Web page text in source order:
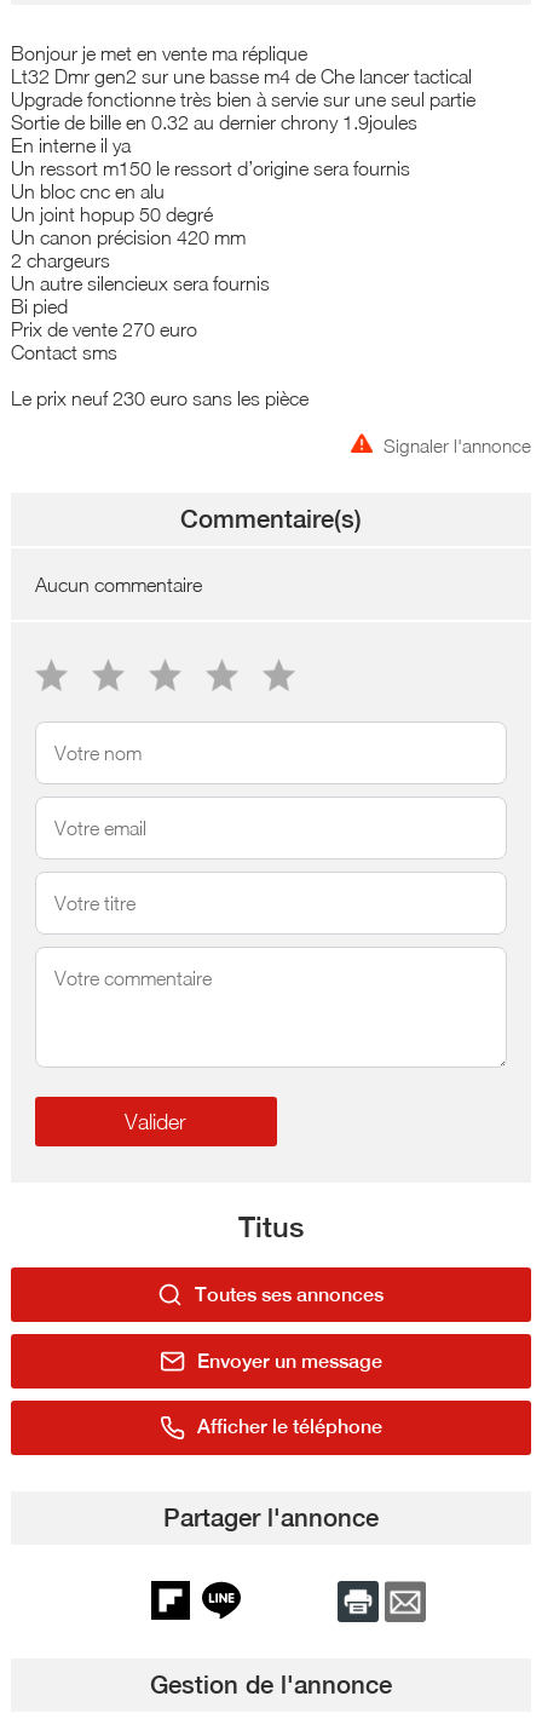
Bonjour je met en vente ma réplique
Lt32 Dmr gen2 sur une basse m4 de Che lancer tactical
Upgrade fonctionne très bien à servie sur une seul partie
Sortie de bille en 0.32 au dernier chrony 1.9joules
En interne il ya
Un ressort m150 le ressort d’origine sera fournis
Un bloc cnc en alu
Un joint hopup 50 degré
Un canon précision 420 mm
2 chargeurs
Un autre silencieux sera fournis
Bi pied
Prix de vente 270 euro
Contact sms
Le prix neuf 230 euro sans les pièce
Signaler l'annonce
Commentaire(s)
Aucun commentaire
Titus
Toutes ses annonces
Envoyer un message
Afficher le téléphone
Partager l'annonce
Gestion de l'annonce